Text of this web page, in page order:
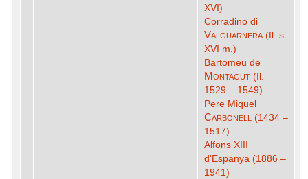
XVI)
Corradino di
Valguarnera(fl. s.
XVI m.)
Bartomeu de
Montagut (fl.
1529 – 1549)
Pere Miquel
Carbonell (1434 –
1517)
Alfons XIII
d'Espanya (1886 –
1941)